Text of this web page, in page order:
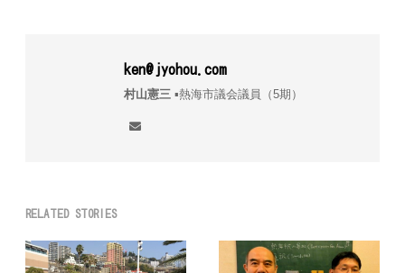
ken@jyohou.com
村山憲三▪︎熱海市議会議員（5期）
RELATED STORIES